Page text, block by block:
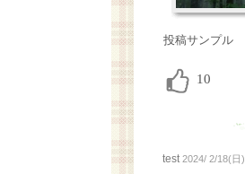
投稿サンプル
test2024/ 2/18(日)